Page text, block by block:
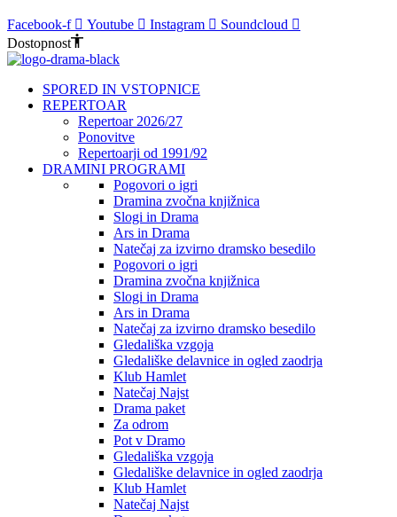
Facebook-f Youtube Instagram
Soundcloud
Dostopnost
SPORED IN VSTOPNICE
REPERTOAR
Repertoar 2026/27
Ponovitve
Repertoarji od 1991/92
DRAMINI PROGRAMI
Pogovori o igri
Dramina zvočna knjižnica
Slogi in Drama
Ars in Drama
Natečaj za izvirno dramsko besedilo
Pogovori o igri
Dramina zvočna knjižnica
Slogi in Drama
Ars in Drama
Natečaj za izvirno dramsko besedilo
Gledališka vzgoja
Gledališke delavnice in ogled zaodrja
Klub Hamlet
Natečaj Najst
Drama paket
Za odrom
Pot v Dramo
Gledališka vzgoja
Gledališke delavnice in ogled zaodrja
Klub Hamlet
Natečaj Najst